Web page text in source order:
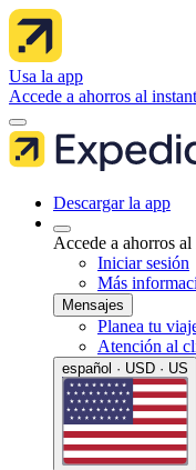
Usa la app
Accede a ahorros al
Descargar la app
Accede a ahorros
Iniciar sesión
Más
Mensajes
Planea tu
Atención al
español · USD · US